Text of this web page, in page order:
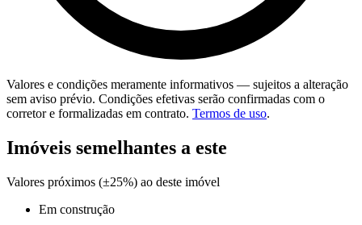
Valores e condições meramente informativos — sujeitos a alteração
sem aviso prévio. Condições efetivas serão confirmadas com o
corretor e formalizadas em contrato. Termos de uso.
Imóveis semelhantes a este
Valores próximos (±25%) ao deste imóvel
Em construção